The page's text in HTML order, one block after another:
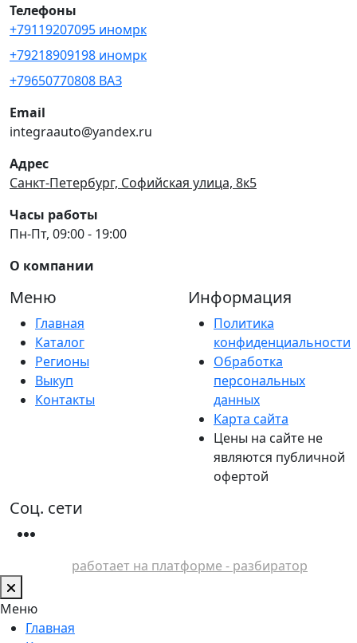
Телефоны
+79119207095 иномрк
+79218909198 иномрк
+79650770808 ВАЗ
Email
integraauto@yandex.ru
Адрес
Санкт-Петербург, Софийская улица, 8к5
Часы работы
Пн-Пт, 09:00 - 19:00
О компании
Меню
Главная
Каталог
Регионы
Выкуп
Контакты
Информация
Политика
конфиденциальности
Обработка
персональных
данных
Карта сайта
Цены на сайте не
являются публичной
офертой
Соц. сети
работает на платформе - разбиратор
Меню
Главная